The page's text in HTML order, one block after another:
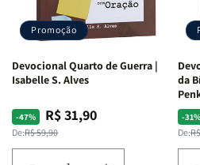
Promoção
Devocional Quarto de Guerra |
Isabelle S. Alves
-47%
Preço
normal
De:R$ 59,90
Preço
promocional
R$ 31,90
da
-31%
De: